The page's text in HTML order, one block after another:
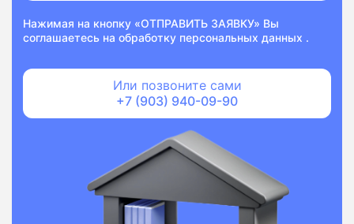
Нажимая на кнопку «ОТПРАВИТЬ ЗАЯВКУ» Вы
соглашаетесь на обработку персональных данных .
Или позвоните сами
+7 (903) 940-09-90